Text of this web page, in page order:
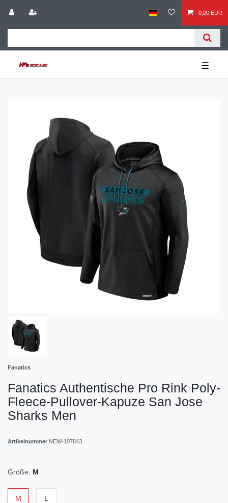
0,00 EUR
☰
Fanatics
Fanatics Authentische Pro Rink Poly-
Fleece-Pullover-Kapuze San Jose
Sharks Men
Artikelnummer NEW-107843
Größe: M
M L